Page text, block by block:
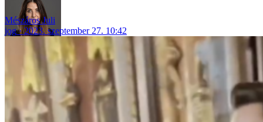
Mészáros Juli
jog
2023. szeptember 27. 10:42